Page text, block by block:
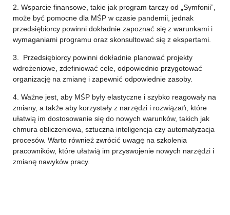
2. Wsparcie finansowe, takie jak program tarczy od „Symfonii”,
może być pomocne dla MŚP w czasie pandemii, jednak
przedsiębiorcy powinni dokładnie zapoznać się z warunkami i
wymaganiami programu oraz skonsultować się z ekspertami.
3. Przedsiębiorcy powinni dokładnie planować projekty
wdrożeniowe, zdefiniować cele, odpowiednio przygotować
organizację na zmianę i zapewnić odpowiednie zasoby.
4. Ważne jest, aby MŚP były elastyczne i szybko reagowały na
zmiany, a także aby korzystały z narzędzi i rozwiązań, które
ułatwią im dostosowanie się do nowych warunków, takich jak
chmura obliczeniowa, sztuczna inteligencja czy automatyzacja
procesów. Warto również zwrócić uwagę na szkolenia
pracowników, które ułatwią im przyswojenie nowych narzędzi i
zmianę nawyków pracy.